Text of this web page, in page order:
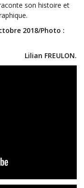
son histoire et
2018/Photo :
Lilian FREULON.